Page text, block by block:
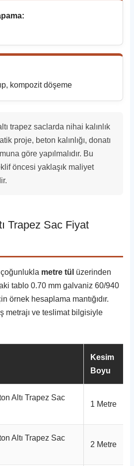
kompozit döşeme
trapez saclarda nihai kalınlık
proje, beton kalınlığı, donatı
göre yapılmalıdır. Bu
öncesi yaklaşık maliyet
Trapez Sac Fiyat
çoğunlukla metre tül üzerinden
tablo 0.70 mm galvaniz 60/940
örnek hesaplama mantığıdır.
metrajı ve teslimat bilgisiyle
Kesim
Boyu
Altı Trapez Sac
1 Metre
Altı Trapez Sac
2 Metre